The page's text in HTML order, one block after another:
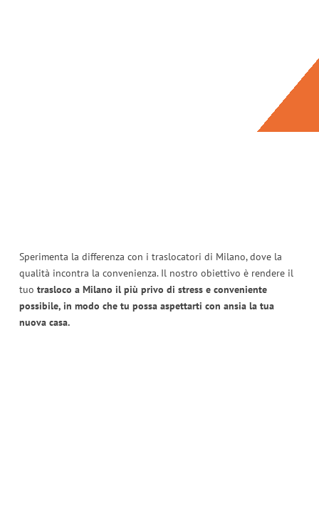
Sperimenta la differenza con i traslocatori di Milano, dove la
qualità incontra la convenienza. Il nostro obiettivo è rendere il
tuo trasloco a Milano il più privo di stress e conveniente
possibile, in modo che tu possa aspettarti con ansia la tua
nuova casa.